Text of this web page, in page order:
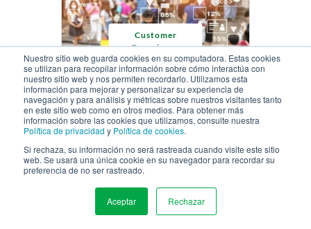
Nuestro sitio web guarda cookies en su computadora. Estas cookies
se utilizan para recopilar información sobre cómo interactúa con
nuestro sitio web y nos permiten recordarlo. Utilizamos esta
información para mejorar y personalizar su experiencia de
navegación y para análisis y métricas sobre nuestros visitantes tanto
en este sitio web como en otros medios. Para obtener más
información sobre las cookies que utilizamos, consulte nuestra
Política de privacidad y Política de cookies.
Si rechaza, su información no será rastreada cuando visite este sitio
web. Se usará una única cookie en su navegador para recordar su
preferencia de no ser rastreado.
Aceptar Rechazar
Customer
Experience
De los clics a las
conversaciones: prepare
un mapa del recorrido del
cliente en la era de la IA
MARZO 2, 2026 |9 MINUTOS PARA LEER
LEE EL ARTÍCULO